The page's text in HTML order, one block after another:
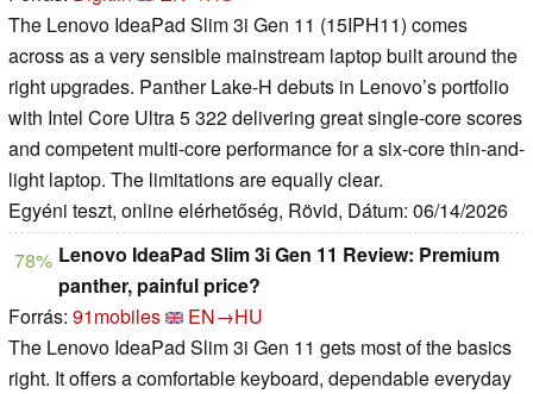
The Lenovo IdeaPad Slim 3i Gen 11 (15IPH11) comes
across as a very sensible mainstream laptop built around the
right upgrades. Panther Lake-H debuts in Lenovo’s portfolio
with Intel Core Ultra 5 322 delivering great single-core scores
and competent multi-core performance for a six-core thin-and-
light laptop. The limitations are equally clear.
Egyéni teszt, online elérhetőség, Rövid, Dátum: 06/14/2026
78% Lenovo IdeaPad Slim 3i Gen 11 Review: Premium
panther, painful price?
Forrás: 91mobiles
EN→HU
The Lenovo IdeaPad Slim 3i Gen 11 gets most of the basics
right. It offers a comfortable keyboard, dependable everyday